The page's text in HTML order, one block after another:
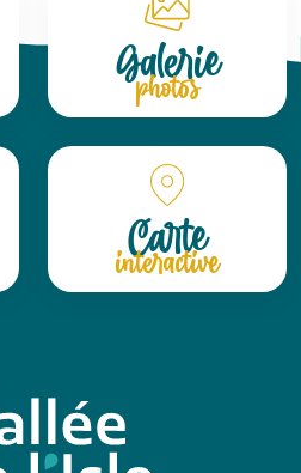
Galerie
photos
Carte
interactive